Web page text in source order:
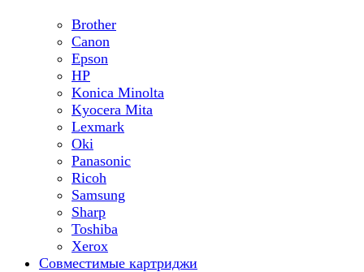
Brother
Canon
Epson
HP
Konica Minolta
Kyocera Mita
Lexmark
Oki
Panasonic
Ricoh
Samsung
Sharp
Toshiba
Xerox
Совместимые картриджи